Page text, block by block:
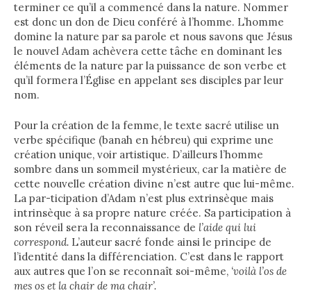
terminer ce qu’il a commencé dans la nature. Nommer
est donc un don de Dieu conféré à l’homme. L’homme
domine la nature par sa parole et nous savons que Jésus
le nouvel Adam achèvera cette tâche en dominant les
éléments de la nature par la puissance de son verbe et
qu’il formera l’Église en appelant ses disciples par leur
nom.
Pour la création de la femme, le texte sacré utilise un
verbe spécifique (banah en hébreu) qui exprime une
création unique, voir artistique. D’ailleurs l’homme
sombre dans un sommeil mystérieux, car la matière de
cette nouvelle création divine n’est autre que lui-même.
La par-ticipation d’Adam n’est plus extrinsèque mais
intrinsèque à sa propre nature créée. Sa participation à
son réveil sera la reconnaissance de l’aide qui lui
correspond. L’auteur sacré fonde ainsi le principe de
l’identité dans la différenciation. C’est dans le rapport
aux autres que l’on se reconnaît soi-même, ‘voilà l’os de
mes os et la chair de ma chair’.